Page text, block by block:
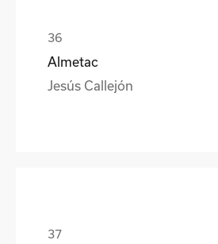
Almetac
Jesús Callejón